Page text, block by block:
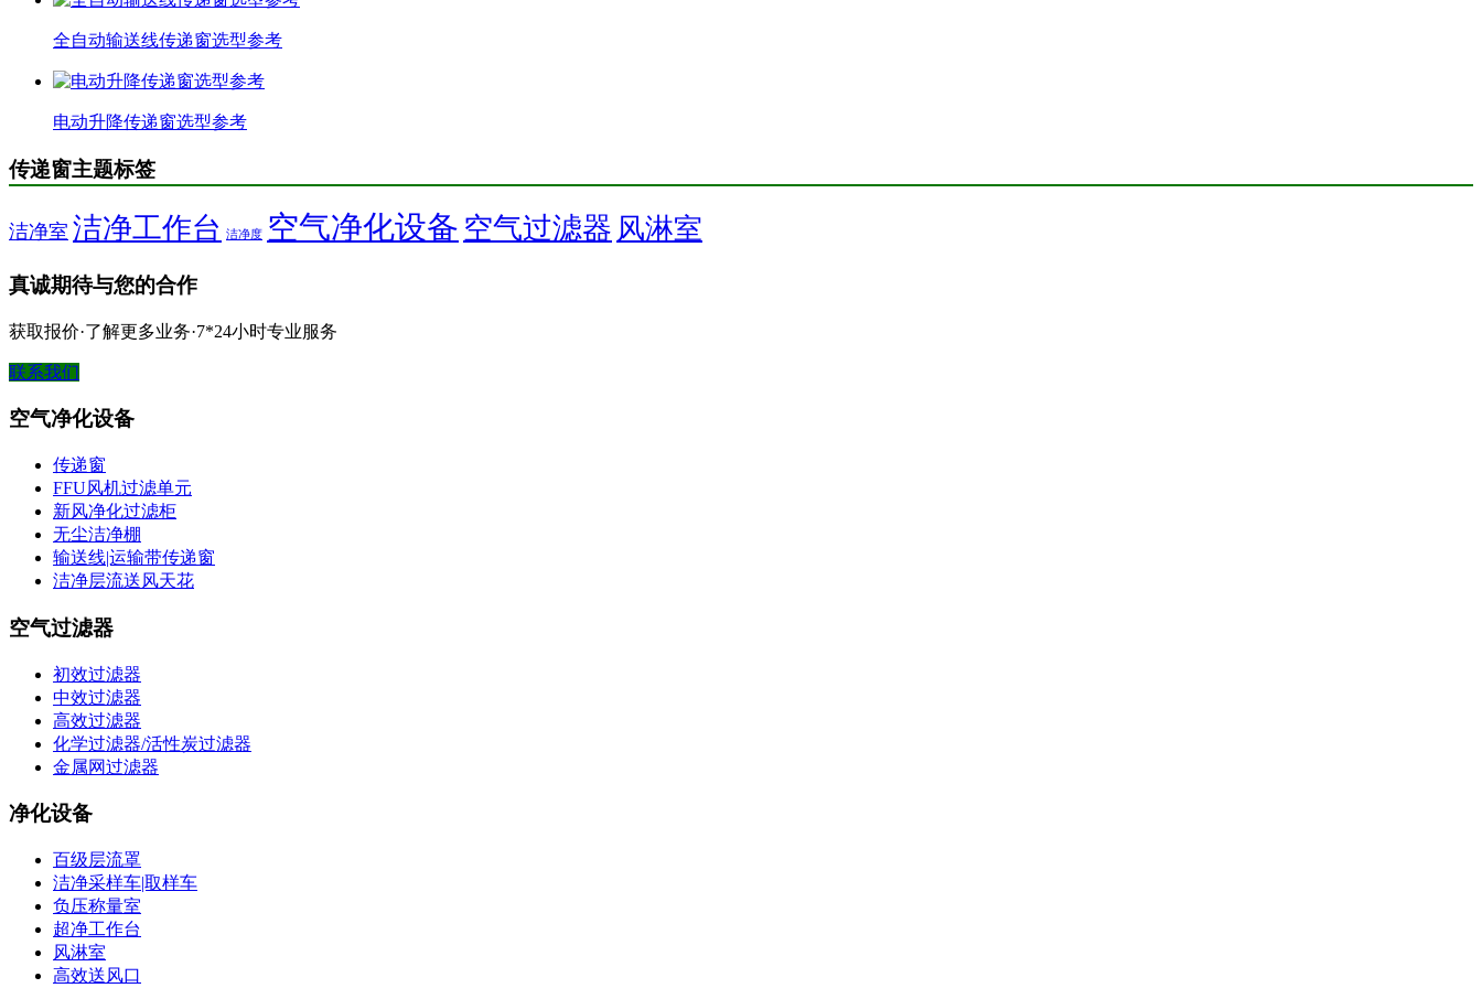
全自动输送线传递窗选型参考
电动升降传递窗选型参考
传递窗主题标签
洁净室 洁净工作台 洁净度 空气净化设备 空气过滤器 风淋室
真诚期待与您的合作
获取报价·了解更多业务·7*24小时专业服务
联系我们
空气净化设备
传递窗
FFU风机过滤单元
新风净化过滤柜
无尘洁净棚
输送线|运输带传递窗
洁净层流送风天花
空气过滤器
初效过滤器
中效过滤器
高效过滤器
化学过滤器/活性炭过滤器
金属网过滤器
净化设备
百级层流罩
洁净采样车|取样车
负压称量室
超净工作台
风淋室
高效送风口